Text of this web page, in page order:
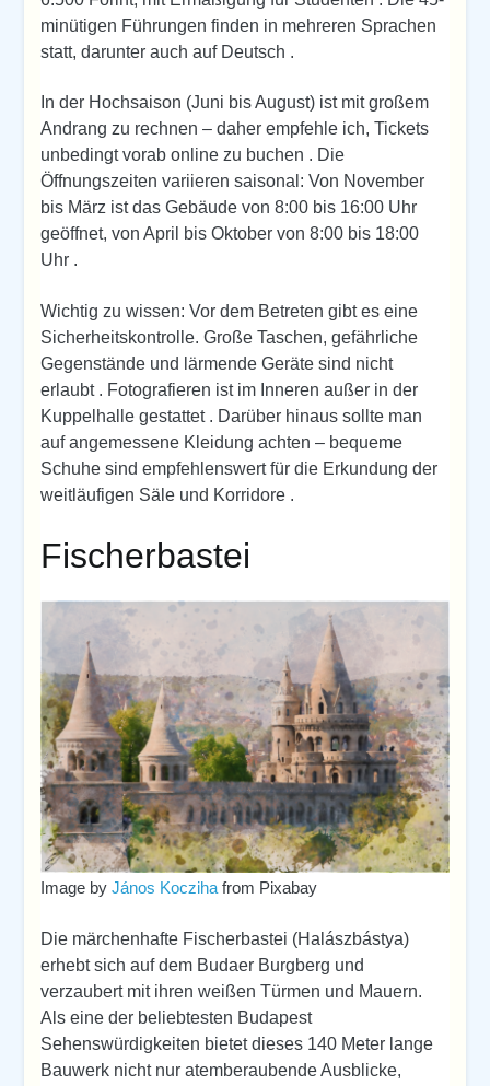
minütigen Führungen finden in mehreren Sprachen
statt, darunter auch auf Deutsch .
In der Hochsaison (Juni bis August) ist mit großem
Andrang zu rechnen – daher empfehle ich, Tickets
unbedingt vorab online zu buchen . Die
Öffnungszeiten variieren saisonal: Von November
bis März ist das Gebäude von 8:00 bis 16:00 Uhr
geöffnet, von April bis Oktober von 8:00 bis 18:00
Uhr .
Wichtig zu wissen: Vor dem Betreten gibt es eine
Sicherheitskontrolle. Große Taschen, gefährliche
Gegenstände und lärmende Geräte sind nicht
erlaubt . Fotografieren ist im Inneren außer in der
Kuppelhalle gestattet . Darüber hinaus sollte man
auf angemessene Kleidung achten – bequeme
Schuhe sind empfehlenswert für die Erkundung der
weitläufigen Säle und Korridore .
Fischerbastei
Image byJános Kocziha from Pixabay
Die märchenhafte Fischerbastei (Halászbástya)
erhebt sich auf dem Budaer Burgberg und
verzaubert mit ihren weißen Türmen und Mauern.
Als eine der beliebtesten Budapest
Sehenswürdigkeiten bietet dieses 140 Meter lange
Bauwerk nicht nur atemberaubende Ausblicke,